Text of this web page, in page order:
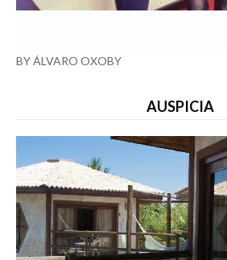
BY ÁLVARO OXOBY
AUSPICIA